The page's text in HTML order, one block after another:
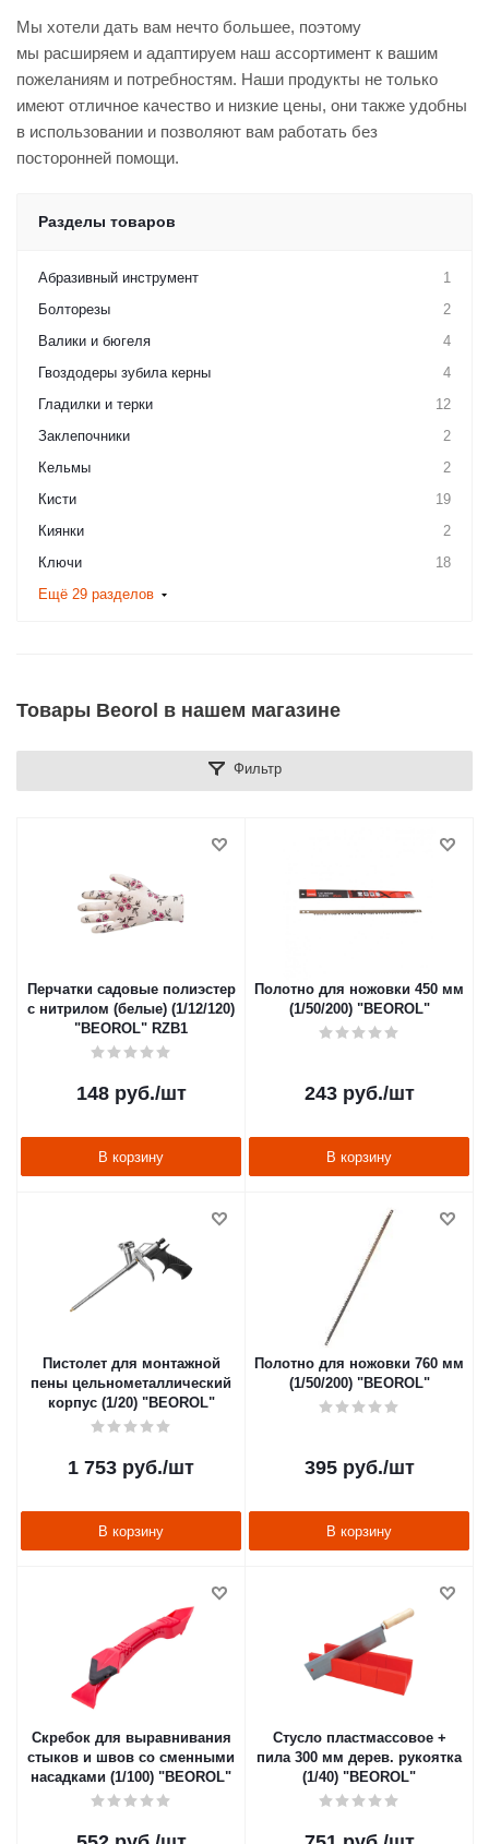
Мы хотели дать вам нечто большее, поэтому
мы расширяем и адаптируем наш ассортимент к вашим
пожеланиям и потребностям. Наши продукты не только
имеют отличное качество и низкие цены, они также удобны
в использовании и позволяют вам работать без
посторонней помощи.
Разделы товаров
Абразивный инструмент
1
Болторезы
2
Валики и бюгеля
4
Гвоздодеры зубила керны
4
Гладилки и терки
12
Заклепочники
2
Кельмы
2
Кисти
19
Киянки
2
Ключи
18
Ещё 29 разделов
Товары Beorol в нашем магазине
Фильтр
Перчатки садовые полиэстер
с нитрилом (белые) (1/12/120)
"BEOROL" RZB1
148руб./шт
В корзину
Полотно для ножовки 450 мм
(1/50/200) "BEOROL"
243руб./шт
В корзину
Пистолет для монтажной
пены цельнометаллический
корпус (1/20) "BEOROL"
1 753 руб./шт
В корзину
Полотно для ножовки 760 мм
(1/50/200) "BEOROL"
395руб./шт
В корзину
Скребок для выравнивания
стыков и швов со сменными
насадками (1/100) "BEOROL"
Стусло пластмассовое +
пила 300 мм дерев. рукоятка
(1/40) "BEOROL"